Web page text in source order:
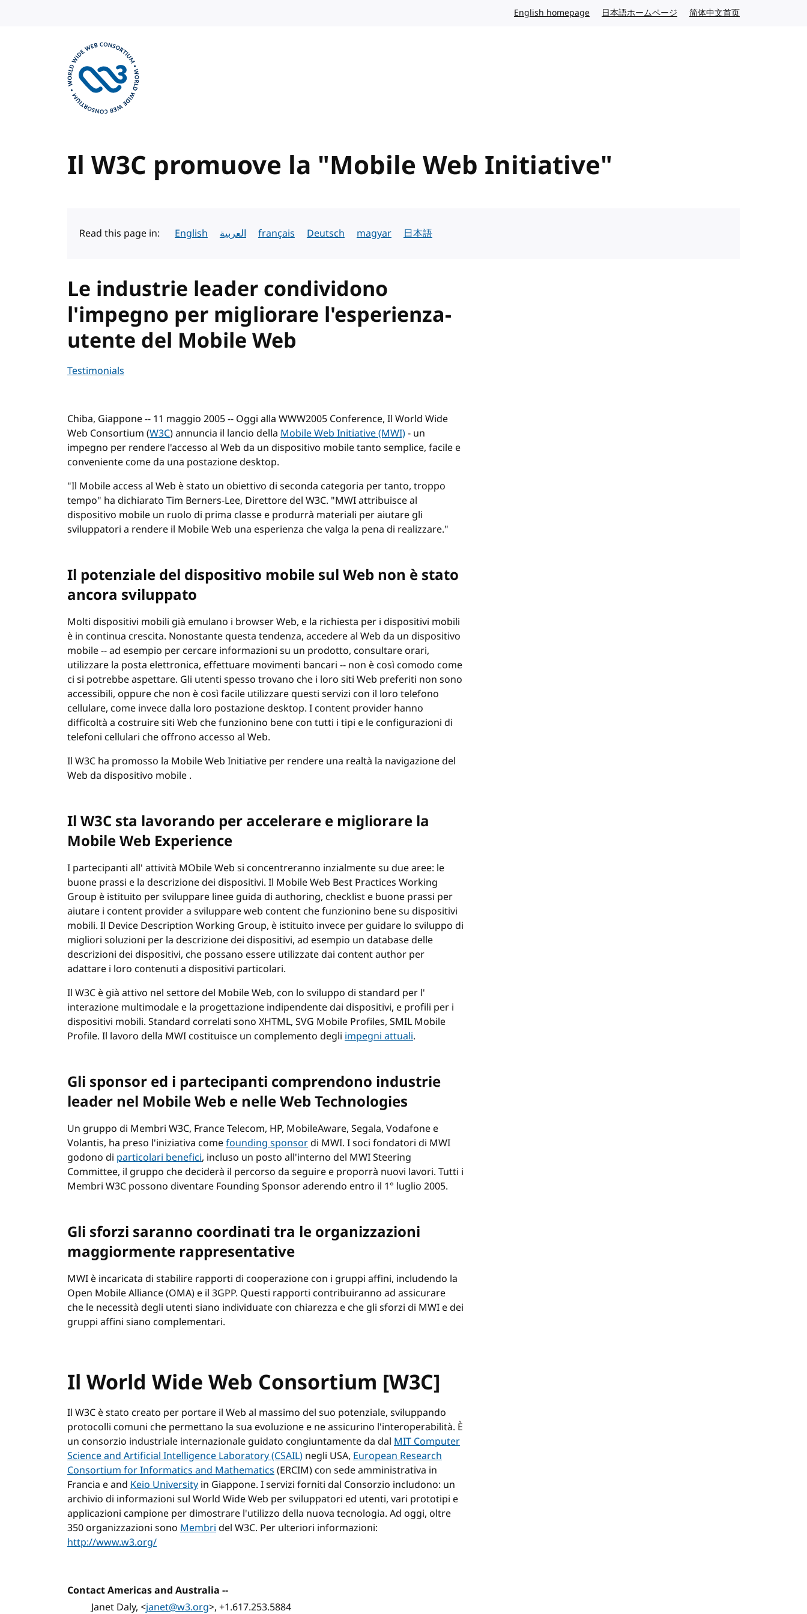
English homepage English website
日本語ホームページ Japanese website
简体中文首页
Il W3C promuove la "Mobile Web Initiative"
Read this page in: English العربية français Deutsch magyar 日本語
Le industrie leader condividono
l'impegno per migliorare l'esperienza-
utente del Mobile Web
Testimonials
Chiba, Giappone -- 11 maggio 2005 -- Oggi alla WWW2005 Conference, Il World Wide
Web Consortium (W3C) annuncia il lancio della Mobile Web Initiative (MWI)- un
impegno per rendere l'accesso al Web da un dispositivo mobile tanto semplice, facile e
conveniente come da una postazione desktop.
"Il Mobile access al Web è stato un obiettivo di seconda categoria per tanto, troppo
tempo" ha dichiarato Tim Berners-Lee, Direttore del W3C. "MWI attribuisce al
dispositivo mobile un ruolo di prima classe e produrrà materiali per aiutare gli
sviluppatori a rendere il Mobile Web una esperienza che valga la pena di realizzare."
Il potenziale del dispositivo mobile sul Web non è stato
ancora sviluppato
Molti dispositivi mobili già emulano i browser Web, e la richiesta per i dispositivi mobili
è in continua crescita. Nonostante questa tendenza, accedere al Web da un dispositivo
mobile -- ad esempio per cercare informazioni su un prodotto, consultare orari,
utilizzare la posta elettronica, effettuare movimenti bancari -- non è così comodo come
ci si potrebbe aspettare. Gli utenti spesso trovano che i loro siti Web preferiti non sono
accessibili, oppure che non è così facile utilizzare questi servizi con il loro telefono
cellulare, come invece dalla loro postazione desktop. I content provider hanno
difficoltà a costruire siti Web che funzionino bene con tutti i tipi e le configurazioni di
telefoni cellulari che offrono accesso al Web.
Il W3C ha promosso la Mobile Web Initiative per rendere una realtà la navigazione del
Web da dispositivo mobile .
Il W3C sta lavorando per accelerare e migliorare la
Mobile Web Experience
I partecipanti all' attività MObile Web si concentreranno inzialmente su due aree: le
buone prassi e la descrizione dei dispositivi. Il Mobile Web Best Practices Working
Group è istituito per sviluppare linee guida di authoring, checklist e buone prassi per
aiutare i content provider a sviluppare web content che funzionino bene su dispositivi
mobili. Il Device Description Working Group, è istituito invece per guidare lo sviluppo di
migliori soluzioni per la descrizione dei dispositivi, ad esempio un database delle
descrizioni dei dispositivi, che possano essere utilizzate dai content author per
adattare i loro contenuti a dispositivi particolari.
Il W3C è già attivo nel settore del Mobile Web, con lo sviluppo di standard per l'
interazione multimodale e la progettazione indipendente dai dispositivi, e profili per i
dispositivi mobili. Standard correlati sono XHTML, SVG Mobile Profiles, SMIL Mobile
Profile. Il lavoro della MWI costituisce un complemento degli impegni attuali.
Gli sponsor ed i partecipanti comprendono industrie
leader nel Mobile Web e nelle Web Technologies
Un gruppo di Membri W3C, France Telecom, HP, MobileAware, Segala, Vodafone e
Volantis, ha preso l'iniziativa comefounding sponsordi MWI. I soci fondatori di MWI
godono di particolari benefici, incluso un posto all'interno del MWI Steering
Committee, il gruppo che deciderà il percorso da seguire e proporrà nuovi lavori. Tutti i
Membri W3C possono diventare Founding Sponsor aderendo entro il 1° luglio 2005.
Gli sforzi saranno coordinati tra le organizzazioni
maggiormente rappresentative
MWI è incaricata di stabilire rapporti di cooperazione con i gruppi affini, includendo la
Open Mobile Alliance (OMA) e il 3GPP. Questi rapporti contribuiranno ad assicurare
che le necessità degli utenti siano individuate con chiarezza e che gli sforzi di MWI e dei
gruppi affini siano complementari.
Il World Wide Web Consortium [W3C]
Il W3C è stato creato per portare il Web al massimo del suo potenziale, sviluppando
protocolli comuni che permettano la sua evoluzione e ne assicurino l'interoperabilità. È
un consorzio industriale internazionale guidato congiuntamente da dal MIT Computer
Science and Artificial Intelligence Laboratory (CSAIL) negli USA, European Research
Consortium for Informatics and Mathematics(ERCIM) con sede amministrativa in
Francia e and Keio University in Giappone. I servizi forniti dal Consorzio includono: un
archivio di informazioni sul World Wide Web per sviluppatori ed utenti, vari prototipi e
applicazioni campione per dimostrare l'utilizzo della nuova tecnologia. Ad oggi, oltre
350 organizzazioni sono Membridel W3C. Per ulteriori informazioni:
http://www.w3.org/
Contact Americas and Australia --
Janet Daly, <janet@w3.org>, +1.617.253.5884